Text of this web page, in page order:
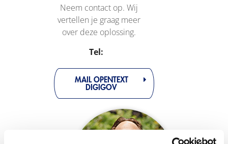
Neem contact op. Wij
vertellen je graag meer
over deze oplossing.
Tel:
MAIL OPENTEXT
DIGIGOV